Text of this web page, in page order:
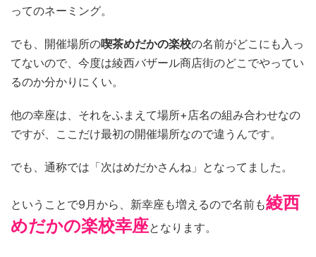
ってのネーミング。
でも、開催場所の喫茶めだかの楽校の名前がどこにも入っ
てないので、今度は綾西バザール商店街のどこでやってい
るのか分かりにくい。
他の幸座は、それをふまえて場所+店名の組み合わせなの
ですが、ここだけ最初の開催場所なので違うんです。
でも、通称では「次はめだかさんね」となってました。
ということで9月から、新幸座も増えるので名前も綾西
めだかの楽校幸座となります。